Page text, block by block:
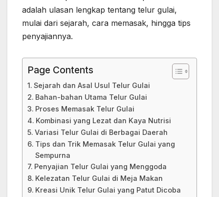
adalah ulasan lengkap tentang telur gulai,
mulai dari sejarah, cara memasak, hingga tips
penyajiannya.
Page Contents
Sejarah dan Asal Usul Telur Gulai
Bahan-bahan Utama Telur Gulai
Proses Memasak Telur Gulai
Kombinasi yang Lezat dan Kaya Nutrisi
Variasi Telur Gulai di Berbagai Daerah
Tips dan Trik Memasak Telur Gulai yang
Sempurna
Penyajian Telur Gulai yang Menggoda
Kelezatan Telur Gulai di Meja Makan
Kreasi Unik Telur Gulai yang Patut Dicoba